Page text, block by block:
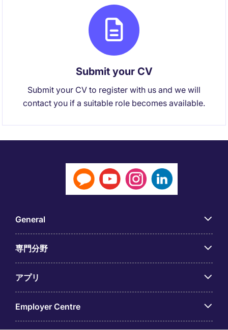
Submit your CV
Submit your CV to register with us and we will
contact you if a suitable role becomes available.
General
専門分野
アプリ
Employer Centre